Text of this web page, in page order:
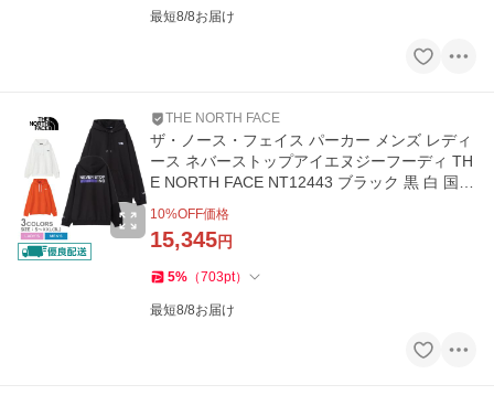
最短8/8お届け
THE NORTH FACE
ザ・ノース・フェイス パーカー メンズ レディ
ース ネバーストップアイエヌジーフーディ TH
E NORTH FACE NT12443 ブラック 黒 白 国内
10%OFF価格
15,345円
5% （703pt）
最短8/8お届け